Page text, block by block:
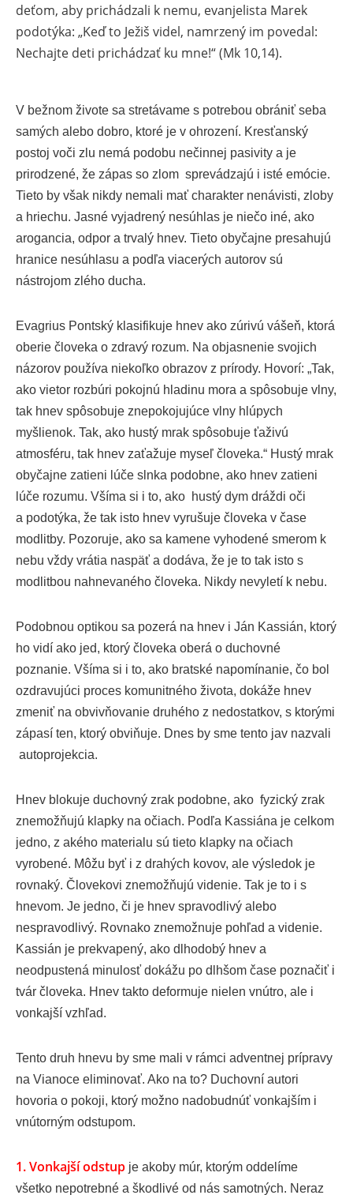
deťom, aby prichádzali k nemu, evanjelista Marek
podotýka: „Keď to Ježiš videl, namrzený im povedal:
Nechajte deti prichádzať ku mne!“ (Mk 10,14).
V bežnom živote sa stretávame s potrebou obrániť seba
samých alebo dobro, ktoré je v ohrození. Kresťanský
postoj voči zlu nemá podobu nečinnej pasivity a je
prirodzené, že zápas so zlom sprevádzajú i isté emócie.
Tieto by však nikdy nemali mať charakter nenávisti, zloby
a hriechu. Jasné vyjadrený nesúhlas je niečo iné, ako
arogancia, odpor a trvalý hnev. Tieto obyčajne presahujú
hranice nesúhlasu a podľa viacerých autorov sú
nástrojom zlého ducha.
Evagrius Pontský klasifikuje hnev ako zúrivú vášeň, ktorá
oberie človeka o zdravý rozum. Na objasnenie svojich
názorov používa niekoľko obrazov z prírody. Hovorí: „Tak,
ako vietor rozbúri pokojnú hladinu mora a spôsobuje vlny,
tak hnev spôsobuje znepokojujúce vlny hlúpych
myšlienok. Tak, ako hustý mrak spôsobuje ťaživú
atmosféru, tak hnev zaťažuje myseľ človeka.“ Hustý mrak
obyčajne zatieni lúče slnka podobne, ako hnev zatieni
lúče rozumu. Všíma si i to, ako hustý dym dráždi oči
a podotýka, že tak isto hnev vyrušuje človeka v čase
modlitby. Pozoruje, ako sa kamene vyhodené smerom k
nebu vždy vrátia naspäť a dodáva, že je to tak isto s
modlitbou nahnevaného človeka. Nikdy nevyletí k nebu.
Podobnou optikou sa pozerá na hnev i Ján Kassián, ktorý
ho vidí ako jed, ktorý človeka oberá o duchovné
poznanie. Všíma si i to, ako bratské napomínanie, čo bol
ozdravujúci proces komunitného života, dokáže hnev
zmeniť na obvivňovanie druhého z nedostatkov, s ktorými
zápasí ten, ktorý obviňuje. Dnes by sme tento jav nazvali
autoprojekcia.
Hnev blokuje duchovný zrak podobne, ako fyzický zrak
znemožňujú klapky na očiach. Podľa Kassiána je celkom
jedno, z akého materialu sú tieto klapky na očiach
vyrobené. Môžu byť i z drahých kovov, ale výsledok je
rovnaký. Človekovi znemožňujú videnie. Tak je to i s
hnevom. Je jedno, či je hnev spravodlivý alebo
nespravodlivý. Rovnako znemožnuje pohľad a videnie.
Kassián je prekvapený, ako dlhodobý hnev a
neodpustená minulosť dokážu po dlhšom čase poznačiť i
tvár človeka. Hnev takto deformuje nielen vnútro, ale i
vonkajší vzhľad.
Tento druh hnevu by sme mali v rámci adventnej prípravy
na Vianoce eliminovať. Ako na to? Duchovní autori
hovoria o pokoji, ktorý možno nadobudnúť vonkajším i
vnútorným odstupom.
1. Vonkajší odstup je akoby múr, ktorým oddelíme
všetko nepotrebné a škodlivé od nás samotných. Neraz